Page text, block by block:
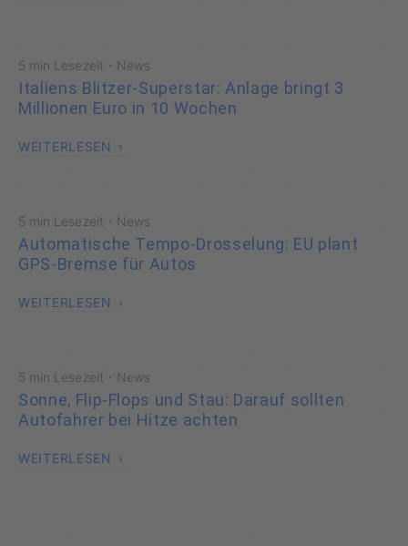
5 min Lesezeit · News
Italiens Blitzer-Superstar: Anlage bringt 3
Millionen Euro in 10 Wochen
WEITERLESEN
5 min Lesezeit · News
Automatische Tempo-Drosselung: EU plant
GPS-Bremse für Autos
WEITERLESEN
5 min Lesezeit · News
Sonne, Flip-Flops und Stau: Darauf sollten
Autofahrer bei Hitze achten
WEITERLESEN